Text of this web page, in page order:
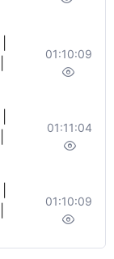
01:10:09
01:11:04
01:10:09